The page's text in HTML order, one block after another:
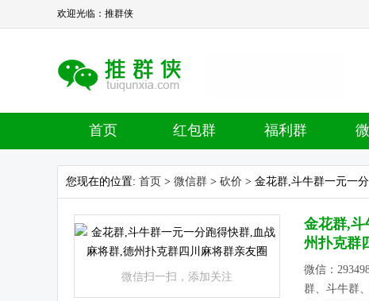
欢迎光临：推群侠
首页 红包群 福利群
您现在的位置: 首页 > 微信群 > 砍价 > 金花群,斗牛群一元一
微信扫一扫，添加关注
金花群,斗
州扑克群
微信：
群、斗牛群